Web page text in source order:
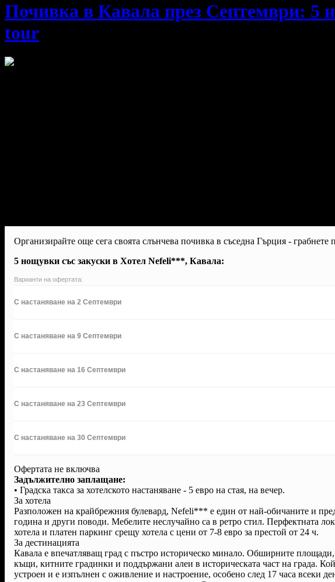
Почивка в Кавала през Септември: 5
tour
Организирайте още сега своята слънчева почивка в съседна Гърция - грабнете
5 нощувки със закуски в Хотел Nefeli***, Кавала:
Варианти на офертата:
С настаняване на 2 Септември
С настаняване на 9 Септември
С настаняване на 16 Септември
С настаняване на 23 Септември
С настаняване на 30 Септември
Офертата не включва
Задължително заплащане:
• Градска такса за хотелското настаняване - 5 евро на стая, на вечер.
За хотела
Разположен на крайбрежния булевард, Nefeli*** е един от най-обичаните и
година и други поводи. Мебелите неслучайно са в ретро стил. Перфектната
хотела и платен паркинг срещу хотела с цени от 7-8 евро за престой от 24 ч.
За дестинацията
Кавала е впечатляващ град с пъстро историческо минало. Обширните
къщи, китните градинки и поддържани алеи в историческата част на града.
устроен и е изпълнен с оживление и настроение, особено след 17 часа всеки